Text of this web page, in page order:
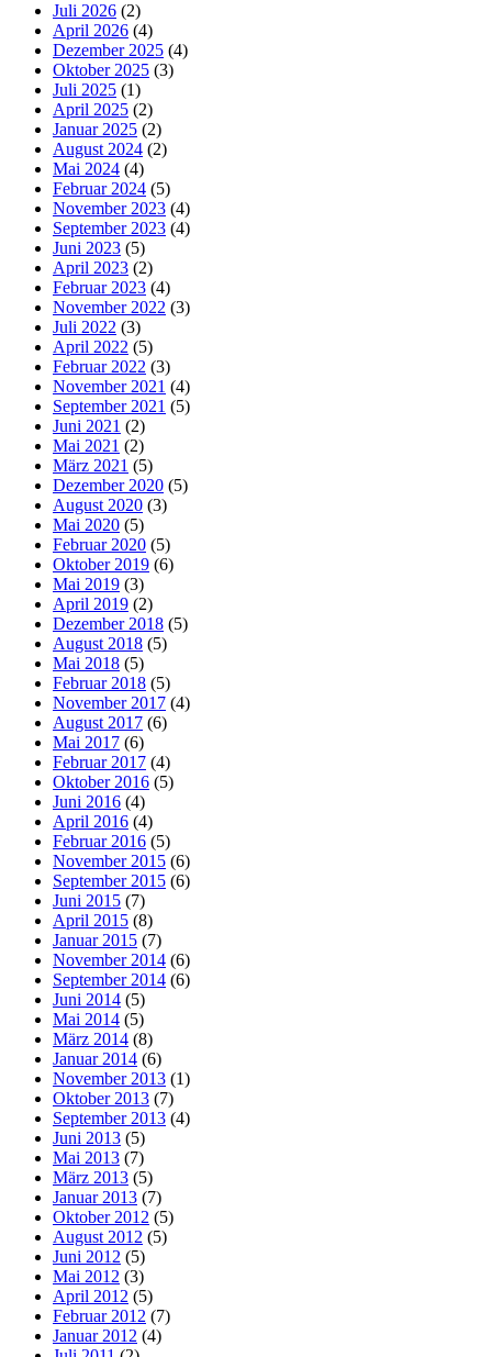
Juli 2026 (2)
April 2026 (4)
Dezember 2025 (4)
Oktober 2025 (3)
Juli 2025 (1)
April 2025 (2)
Januar 2025 (2)
August 2024 (2)
Mai 2024 (4)
Februar 2024 (5)
November 2023 (4)
September 2023 (4)
Juni 2023 (5)
April 2023 (2)
Februar 2023 (4)
November 2022 (3)
Juli 2022 (3)
April 2022 (5)
Februar 2022 (3)
November 2021 (4)
September 2021 (5)
Juni 2021 (2)
Mai 2021 (2)
März 2021 (5)
Dezember 2020 (5)
August 2020 (3)
Mai 2020 (5)
Februar 2020 (5)
Oktober 2019 (6)
Mai 2019 (3)
April 2019 (2)
Dezember 2018 (5)
August 2018 (5)
Mai 2018 (5)
Februar 2018 (5)
November 2017 (4)
August 2017 (6)
Mai 2017 (6)
Februar 2017 (4)
Oktober 2016 (5)
Juni 2016 (4)
April 2016 (4)
Februar 2016 (5)
November 2015 (6)
September 2015 (6)
Juni 2015 (7)
April 2015 (8)
Januar 2015 (7)
November 2014 (6)
September 2014 (6)
Juni 2014 (5)
Mai 2014 (5)
März 2014 (8)
Januar 2014 (6)
November 2013 (1)
Oktober 2013 (7)
September 2013 (4)
Juni 2013 (5)
Mai 2013 (7)
März 2013 (5)
Januar 2013 (7)
Oktober 2012 (5)
August 2012 (5)
Juni 2012 (5)
Mai 2012 (3)
April 2012 (5)
Februar 2012 (7)
Januar 2012 (4)